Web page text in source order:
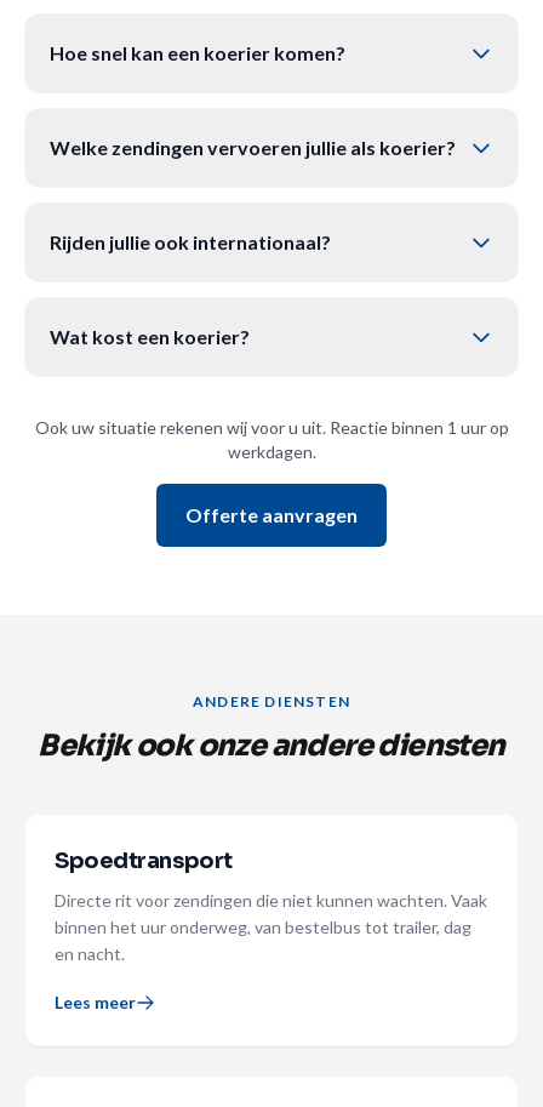
Hoe snel kan een koerier komen?
Welke zendingen vervoeren jullie als koerier?
Rijden jullie ook internationaal?
Wat kost een koerier?
Ook uw situatie rekenen wij voor u uit. Reactie binnen 1 uur op
werkdagen.
Offerte aanvragen
ANDERE DIENSTEN
Bekijk ook onze andere diensten
Spoedtransport
Directe rit voor zendingen die niet kunnen wachten. Vaak
binnen het uur onderweg, van bestelbus tot trailer, dag
en nacht.
Lees meer